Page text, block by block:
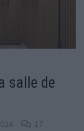
salle de
17